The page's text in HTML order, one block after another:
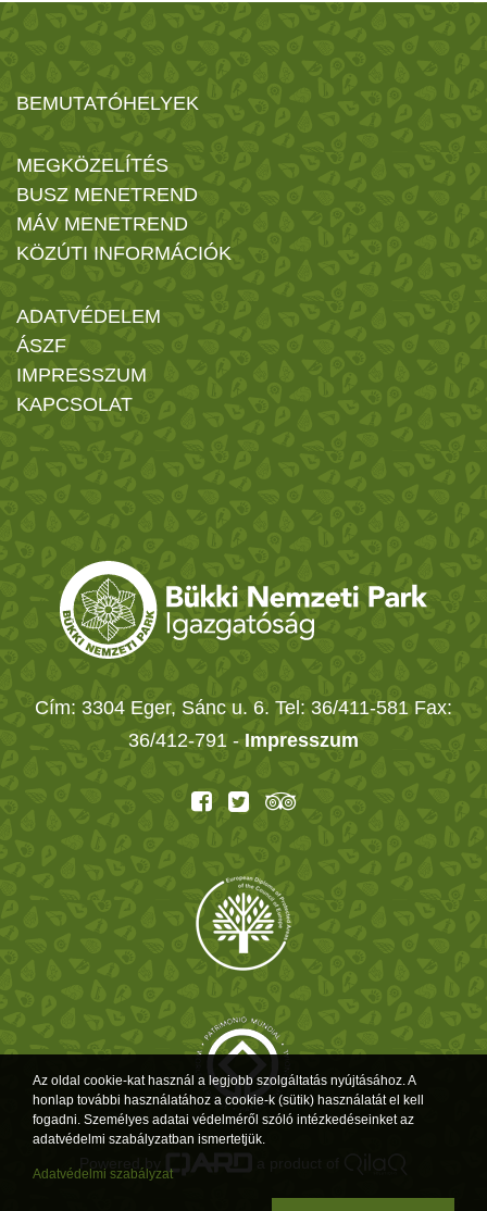
BEMUTATÓHELYEK
MEGKÖZELÍTÉS
BUSZ MENETREND
MÁV MENETREND
KÖZÚTI INFORMÁCIÓK
ADATVÉDELEM
ÁSZF
IMPRESSZUM
KAPCSOLAT
Cím: 3304 Eger, Sánc u. 6. Tel: 36/411-581 Fax:
36/412-791 - Impresszum
Az oldal cookie-kat használ a legjobb szolgáltatás nyújtásához. A
honlap további használatához a cookie-k (sütik) használatát el kell
fogadni. Személyes adatai védelméről szóló intézkedéseinket az
adatvédelmi szabályzatban ismertetjük.
Adatvédelmi szabályzat